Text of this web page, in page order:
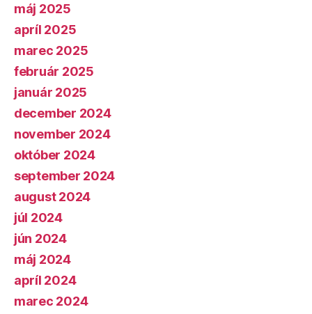
máj 2025
apríl 2025
marec 2025
február 2025
január 2025
december 2024
november 2024
október 2024
september 2024
august 2024
júl 2024
jún 2024
máj 2024
apríl 2024
marec 2024